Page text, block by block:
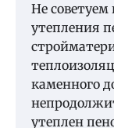
Не советуем
утепления
каменного
утеплен